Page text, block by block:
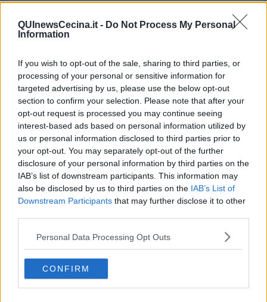
QUInewsCecina.it - Do Not Process My Personal
Information
If you wish to opt-out of the sale, sharing to third parties, or
processing of your personal or sensitive information for
targeted advertising by us, please use the below opt-out
section to confirm your selection. Please note that after your
opt-out request is processed you may continue seeing
interest-based ads based on personal information utilized by
us or personal information disclosed to third parties prior to
your opt-out. You may separately opt-out of the further
disclosure of your personal information by third parties on the
IAB’s list of downstream participants. This information may
also be disclosed by us to third parties on the IAB’s List of
Downstream Participants that may further disclose it to other
Personal Data Processing Opt Outs
CONFIRM
PIOMBINO —Tre aziende agricole sulla Costa degli Etruschi e
finanzieri della compagnia di Piombino, sotto il coordinamento della
Procura della Repubblica di Livorno, per una operazione sul lavoro
L'indagine è iniziata nel Luglio del 2019 e dal lavoro degli
investigatori sarebbe emerso che alcuni imprenditori reclutavano e
organizzavano la manodopera dicentinaia di lavoratori, sia
italiani che stranieri , impiegandoli in nero a 2,50 euro l'ora, in
condizioni di sfruttamento e obbligati a vivere in affitto in un
casolare abusivo. Al termine delle ricostruzioni fiscali e contributive
relative a centinaia di posizioni lavorative irregolari, le Fiamme
Gialle piombinesi hanno deferito i tre responsabili alla Procura della
Repubblica di Livorno per il reato di intermediazione illecita e
sfruttamento del lavoro.
Sebbene le indagini siano ancora in corso, i tre indagati, nel
ricevere i relativi avvisi di garanzia e informati a loro tutela
immediatamente proceduto al pagamento delle sanzioni
amministrative nel frattempo già contestate da Guardia di Finanza
e Inps, versando nelle casse dell’Erario circa 5.800.000 euro.